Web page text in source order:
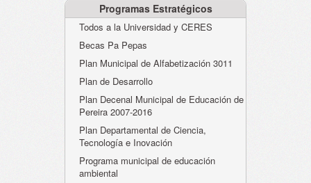
Programas Estratégicos
Todos a la Universidad y CERES
Becas Pa Pepas
Plan Municipal de Alfabetización 3011
Plan de Desarrollo
Plan Decenal Municipal de Educación de
Pereira 2007-2016
Plan Departamental de Ciencia,
Tecnología e Inovación
Programa municipal de educación
ambiental